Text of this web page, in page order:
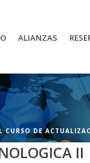
ALIANZAS
CURSO DE
II